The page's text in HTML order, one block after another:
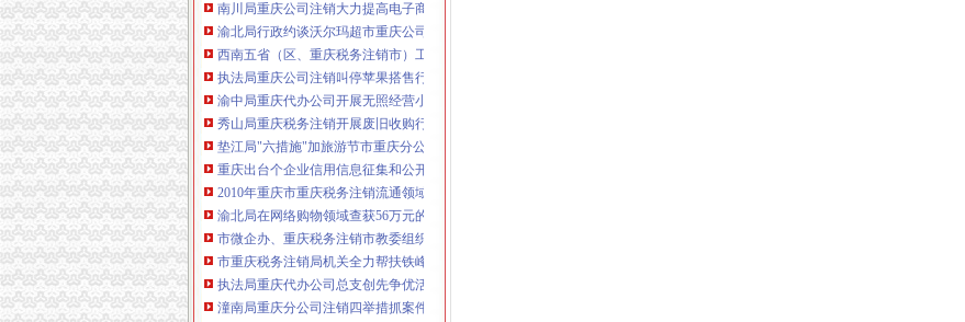
渝北局行政约谈沃尔玛超市重庆公司注销指出五点问题
西南五省（区、重庆税务注销市）工商部门签订垄断与不正当竞争执法区域合作协议
执法局重庆公司注销叫停苹果搭售行为维护消费者权益
渝中局重庆代办公司开展无照经营小旅馆专项取缔行动
秀山局重庆税务注销开展废旧收购行业专项整
垫江局"六措施"加旅游节市重庆分公司注销场监管
重庆出台个企业信用信息征集和公开管理规范文件
2010年重庆市重庆税务注销流通领域激光视盘机质量监测况
渝北局在网络购物领域查获56万元的重庆公司注销冒侵权商品
市微企办、重庆税务注销市教委组织召开在校大创办微企座谈会
市重庆税务注销局机关全力帮扶铁峰乡留守儿童
执法局重庆代办公司总支创先争优活动获佳绩
潼南局重庆分公司注销四举措抓案件质量
市重庆代办公司局田野副巡视员率队开展2010年区县食品安全工作考核